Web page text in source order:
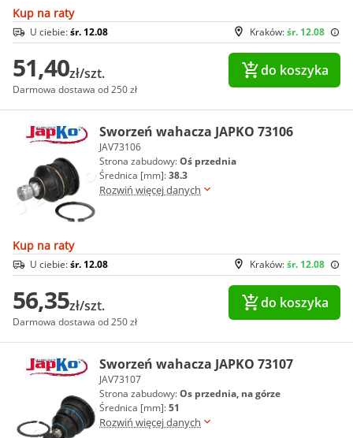
Kup na raty
Kraków:śr. 12.08
U ciebie:śr. 12.08
51,40zł/szt.
Darmowa dostawa od 250 zł
do koszyka
Sworzeń wahacza JAPKO 73106
JAV73106
Strona zabudowy:Oś przednia
Średnica [mm]:38.3
Rozwiń więcej danych
Kup na raty
Kraków:śr. 12.08
U ciebie:śr. 12.08
56,35zł/szt.
Darmowa dostawa od 250 zł
do koszyka
Sworzeń wahacza JAPKO 73107
JAV73107
Strona zabudowy:Os przednia, na górze
Średnica [mm]:51
Rozwiń więcej danych